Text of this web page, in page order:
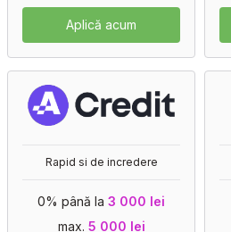
Aplică acum
Rapid si de incredere
0% până la 3 000 lei
max. 5 000 lei